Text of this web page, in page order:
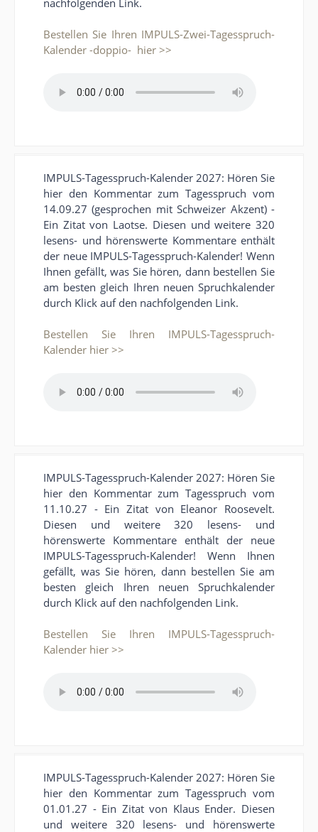
nachfolgenden Link.
Bestellen Sie Ihren IMPULS-Zwei-Tagesspruch-
Kalender -doppio- hier >>
IMPULS-Tagesspruch-Kalender 2027: Hören Sie
hier den Kommentar zum Tagesspruch vom
14.09.27 (gesprochen mit Schweizer Akzent) -
Ein Zitat von Laotse. Diesen und weitere 320
lesens- und hörenswerte Kommentare enthält
der neue IMPULS-Tagesspruch-Kalender! Wenn
Ihnen gefällt, was Sie hören, dann bestellen Sie
am besten gleich Ihren neuen Spruchkalender
durch Klick auf den nachfolgenden Link.
Bestellen Sie Ihren IMPULS-Tagesspruch-
Kalender hier >>
IMPULS-Tagesspruch-Kalender 2027: Hören Sie
hier den Kommentar zum Tagesspruch vom
11.10.27 - Ein Zitat von Eleanor Roosevelt.
Diesen und weitere 320 lesens- und
hörenswerte Kommentare enthält der neue
IMPULS-Tagesspruch-Kalender! Wenn Ihnen
gefällt, was Sie hören, dann bestellen Sie am
besten gleich Ihren neuen Spruchkalender
durch Klick auf den nachfolgenden Link.
Bestellen Sie Ihren IMPULS-Tagesspruch-
Kalender hier >>
IMPULS-Tagesspruch-Kalender 2027: Hören Sie
hier den Kommentar zum Tagesspruch vom
01.01.27 - Ein Zitat von Klaus Ender. Diesen
und weitere 320 lesens- und hörenswerte